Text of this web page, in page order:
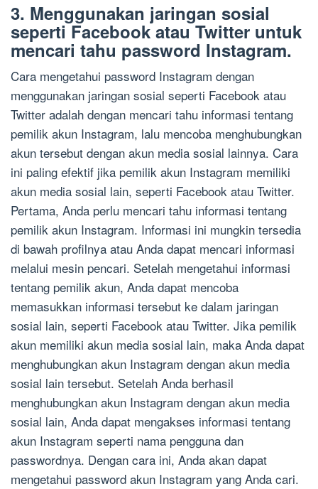
3. Menggunakan jaringan sosial
seperti Facebook atau Twitter untuk
mencari tahu password Instagram.
Cara mengetahui password Instagram dengan
menggunakan jaringan sosial seperti Facebook atau
Twitter adalah dengan mencari tahu informasi tentang
pemilik akun Instagram, lalu mencoba menghubungkan
akun tersebut dengan akun media sosial lainnya. Cara
ini paling efektif jika pemilik akun Instagram memiliki
akun media sosial lain, seperti Facebook atau Twitter.
Pertama, Anda perlu mencari tahu informasi tentang
pemilik akun Instagram. Informasi ini mungkin tersedia
di bawah profilnya atau Anda dapat mencari informasi
melalui mesin pencari. Setelah mengetahui informasi
tentang pemilik akun, Anda dapat mencoba
memasukkan informasi tersebut ke dalam jaringan
sosial lain, seperti Facebook atau Twitter. Jika pemilik
akun memiliki akun media sosial lain, maka Anda dapat
menghubungkan akun Instagram dengan akun media
sosial lain tersebut. Setelah Anda berhasil
menghubungkan akun Instagram dengan akun media
sosial lain, Anda dapat mengakses informasi tentang
akun Instagram seperti nama pengguna dan
passwordnya. Dengan cara ini, Anda akan dapat
mengetahui password akun Instagram yang Anda cari.